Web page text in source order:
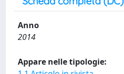
Anno
2014
Appare nelle tipologie: